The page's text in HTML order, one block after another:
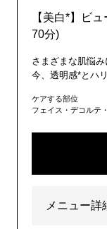
【美白*】ビ
70分)
さまざまな肌悩み
今、透明感*とハ
ケアする部位
フェイス・デコルテ
メニュー詳